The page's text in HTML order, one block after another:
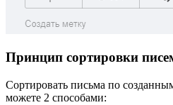
Принцип сортировки
Сортировать письма по
можете 2 способами: